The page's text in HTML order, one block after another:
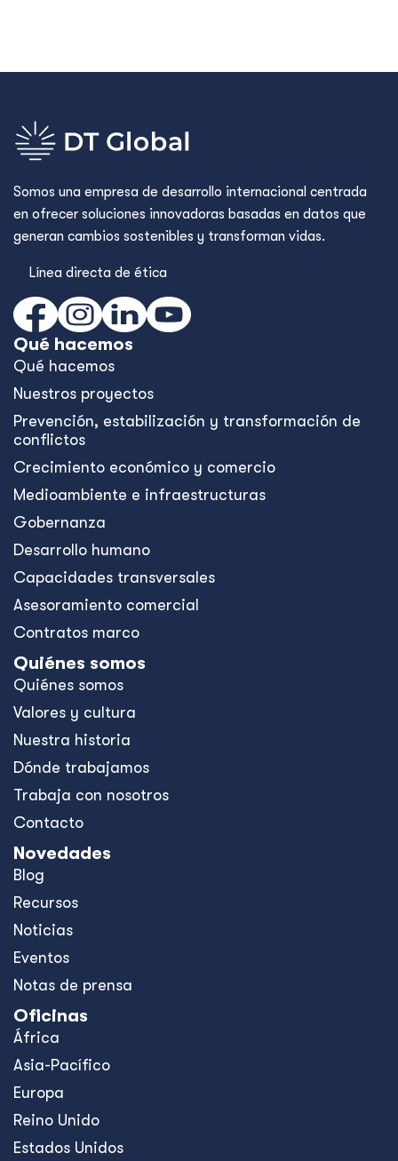
Somos una empresa de desarrollo internacional centrada
en ofrecer soluciones innovadoras basadas en datos que
generan cambios sostenibles y transforman vidas.
Línea directa de ética
Qué hacemos
Qué hacemos
Nuestros proyectos
Prevención, estabilización y transformación de
conflictos
Crecimiento económico y comercio
Medioambiente e infraestructuras
Gobernanza
Desarrollo humano
Capacidades transversales
Asesoramiento comercial
Contratos marco
Quiénes somos
Quiénes somos
Valores y cultura
Nuestra historia
Dónde trabajamos
Trabaja con nosotros
Contacto
Novedades
Blog
Recursos
Noticias
Eventos
Notas de prensa
Oficinas
África
Asia-Pacífico
Europa
Reino Unido
Estados Unidos